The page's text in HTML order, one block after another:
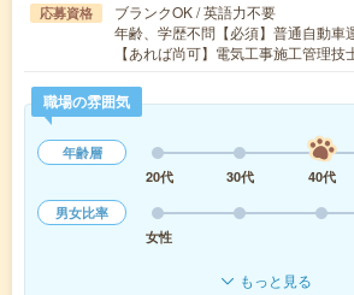
応募資格
ブランクOK / 英語力不要
年齢、学歴不問【必須】普通自動車
【あれば尚可】電気工事施工管理
職場の雰囲気
年齢層
20代
30代 40代
男女比率
女性
もっと見る